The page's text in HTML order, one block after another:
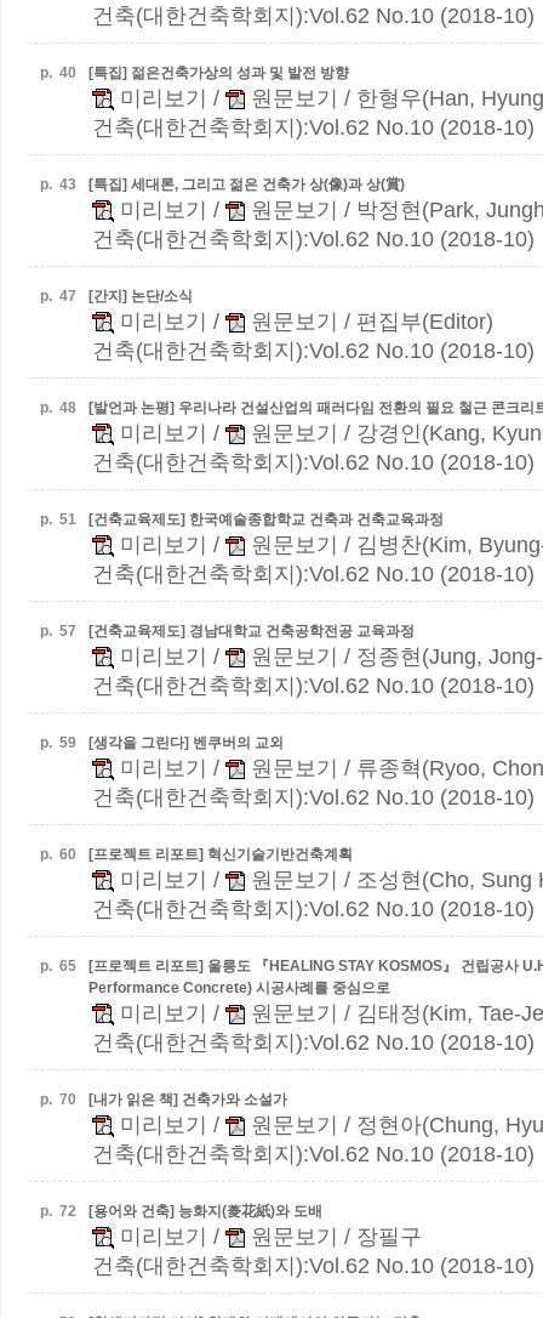
건축(대한건축학회지):Vol.62 No.10 (2018-10)
p. 40 [특집] 젊은건축가상의 성과 및 발전 방향
미리보기 / 원문보기
/ 한형우(Han,
건축(대한건축학회지):Vol.62 No.10 (2018-10)
p. 43 [특집] 세대론, 그리고 젊은 건축가 상(像)과 상(賞)
미리보기 / 원문보기
/ 박정현(Park,
건축(대한건축학회지):Vol.62 No.10 (2018-10)
p. 47 [간지] 논단/소식
미리보기 / 원문보기
/ 편집부(Editor)
건축(대한건축학회지):Vol.62 No.10 (2018-10)
p. 48 [발언과 논평] 우리나라 건설산업의 패러다임 전환의 필요 철근 콘크리
미리보기 / 원문보기
/ 강경인(Kang,
건축(대한건축학회지):Vol.62 No.10 (2018-10)
p. 51 [건축교육제도] 한국예술종합학교 건축과 건축교육과정
미리보기 / 원문보기
/ 김병찬(Kim,
건축(대한건축학회지):Vol.62 No.10 (2018-10)
p. 57 [건축교육제도] 경남대학교 건축공학전공 교육과정
미리보기 / 원문보기
/ 정종현(Jung,
건축(대한건축학회지):Vol.62 No.10 (2018-10)
p. 59 [생각을 그린다] 벤쿠버의 교외
미리보기 / 원문보기
/ 류종혁(Ryoo,
건축(대한건축학회지):Vol.62 No.10 (2018-10)
p. 60 [프로젝트 리포트] 혁신기술기반건축계획
미리보기 / 원문보기
/ 조성현(Cho, Sung
건축(대한건축학회지):Vol.62 No.10 (2018-10)
p. 65 [프로젝트 리포트] 울릉도 『HEALING STAY KOSMOS』 건립공사
Performance Concrete) 시공사례를 중심으로
미리보기 / 원문보기
/ 김태정(Kim, Tae-
건축(대한건축학회지):Vol.62 No.10 (2018-10)
p. 70 [내가 읽은 책] 건축가와 소설가
미리보기 / 원문보기
/ 정현아(Chung,
건축(대한건축학회지):Vol.62 No.10 (2018-10)
p. 72 [용어와 건축] 능화지(菱花紙)와 도배
미리보기 / 원문보기
/ 장필구
건축(대한건축학회지):Vol.62 No.10 (2018-10)